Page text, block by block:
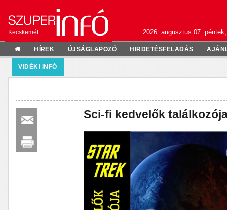
Kecskemét 2026. augusztus 07.
HÍREK ÚJSÁGLAPOZÓ HIRDETÉSFELADÁS
VIDÉKI INFÓ
Sci-fi kedvelők